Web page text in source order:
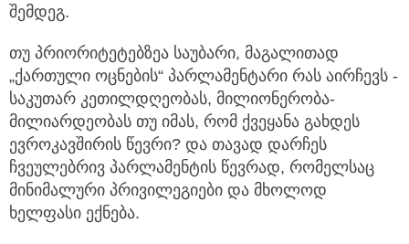
შემდეგ.
თუ პრიორიტეტებზეა საუბარი, მაგალითად
„ქართული ოცნების“ პარლამენტარი რას აირჩევს -
საკუთარ კეთილდღეობას, მილიონერობა-
მილიარდეობას თუ იმას, რომ ქვეყანა გახდეს
ევროკავშირის წევრი? და თავად დარჩეს
ჩვეულებრივ პარლამენტის წევრად, რომელსაც
მინიმალური პრივილეგიები და მხოლოდ
ხელფასი ექნება.